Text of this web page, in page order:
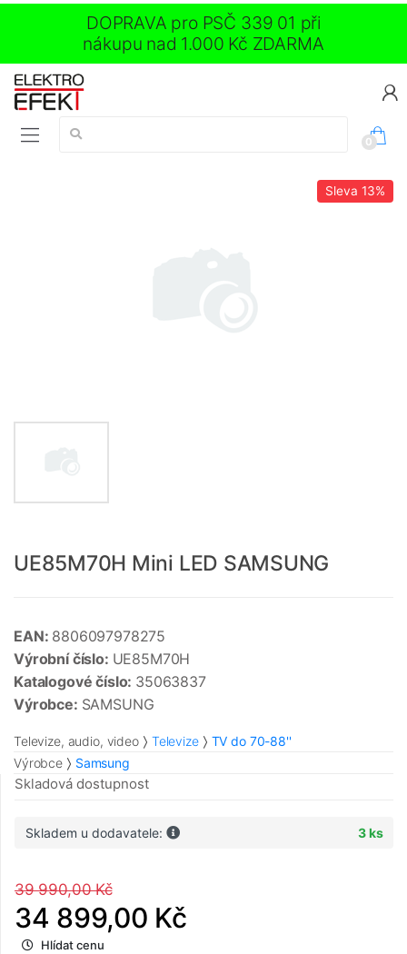
DOPRAVA pro PSČ 339 01 při
nákupu nad 1.000 Kč ZDARMA
Vyhledávání:
0
Sleva 13%
UE85M70H Mini LED SAMSUNG
EAN: 8806097978275
Výrobní číslo: UE85M70H
Katalogové číslo: 35063837
Výrobce: SAMSUNG
Televize, audio, video Televize
TV do 70-88''
Výrobce
Samsung
Skladová dostupnost
Skladem u dodavatele: 3 ks
39 990,00 Kč
34 899,00 Kč
Hlídat cenu